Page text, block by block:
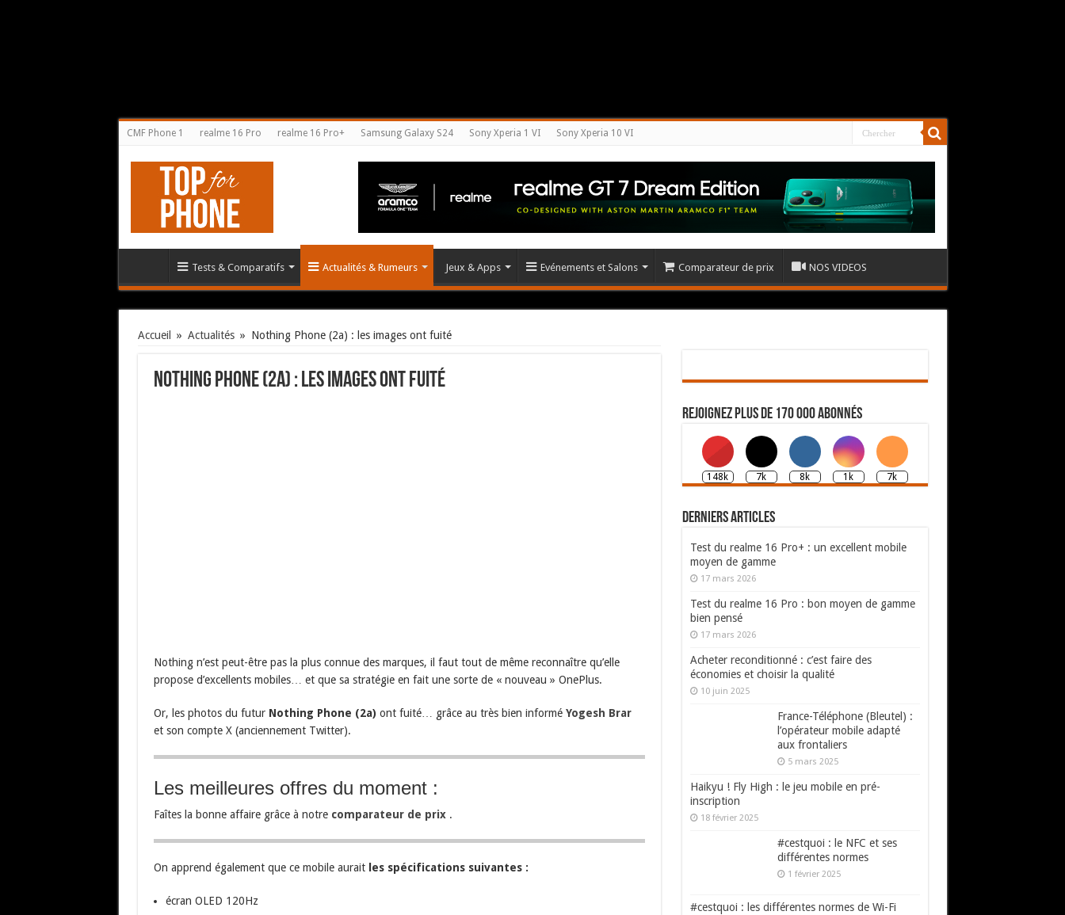
CMF Phone 1 realme 16 Pro realme 16 Pro+ Samsung Galaxy S24 Sony Xperia 1 VI Sony Xperia 10 VI
Tests & Comparatifs Actualités & Rumeurs Jeux & Apps Evénements et Salons Comparateur de prix NOS VIDEOS
Accueil » Actualités » Nothing Phone (2a) : les images ont fuité
Nothing Phone (2a) : les images ont fuité
Nothing n’est peut-être pas la plus connue des marques, il faut tout de même reconnaître qu’elle
propose d’excellents mobiles… et que sa stratégie en fait une sorte de « nouveau » OnePlus.
Or, les photos du futur Nothing Phone (2a) ont fuité… grâce au très bien informé Yogesh Brar
et son compte X (anciennement Twitter).
Les meilleures offres du moment :
Faîtes la bonne affaire grâce à notre comparateur de prix .
On apprend également que ce mobile aurait les spécifications suivantes :
écran OLED 120Hz
Rejoignez plus de 170 000 abonnés
148k 7k 8k 1k 7k
Derniers articles
Test du realme 16 Pro+ : un excellent mobile
moyen de gamme
17 mars 2026
Test du realme 16 Pro : bon moyen de gamme
bien pensé
17 mars 2026
Acheter reconditionné : c’est faire des
économies et choisir la qualité
10 juin 2025
France-Téléphone (Bleutel) :
l’opérateur mobile adapté
aux frontaliers
5 mars 2025
Haikyu ! Fly High : le jeu mobile en pré-
inscription
18 février 2025
#cestquoi : le NFC et ses
différentes normes
1 février 2025
#cestquoi : les différentes normes de Wi-Fi